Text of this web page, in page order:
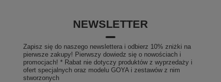
NEWSLETTER
Zapisz się do naszego newslettera i odbierz 10% zniżki na
pierwsze zakupy! Pierwszy dowiedz się o nowościach i
promocjach! * Rabat nie dotyczy produktów z wyprzedaży i
ofert specjalnych oraz modelu GOYA i zestawów z nim
stworzonych